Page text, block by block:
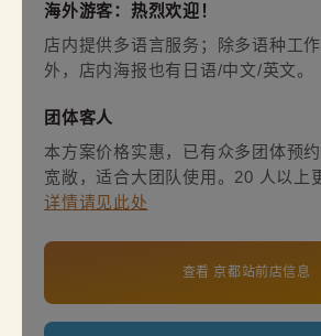
海外游客：热烈欢迎！
店内提供多语言服务；除多语种工
外，店内海报也有日语/中文/英文。
团体客人
本方案价格实惠，已有众多团体预
宽敞，适合大团队使用。20 人以上
详情请见此处
查看 京都站前店信息